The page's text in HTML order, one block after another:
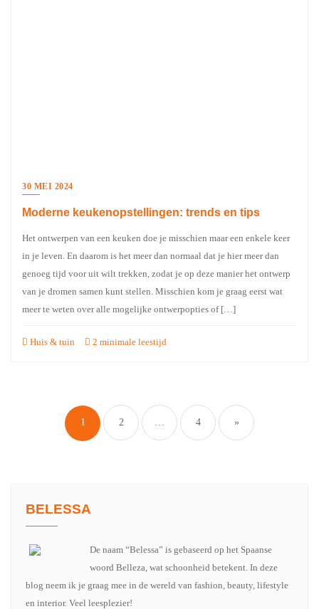
30 MEI 2024
Moderne keukenopstellingen: trends en tips
Het ontwerpen van een keuken doe je misschien maar een enkele keer
in je leven. En daarom is het meer dan normaal dat je hier meer dan
genoeg tijd voor uit wilt trekken, zodat je op deze manier het ontwerp
van je dromen samen kunt stellen. Misschien kom je graag eerst wat
meer te weten over alle mogelijke ontwerpopties of […]
Huis & tuin 2 minimale leestijd
paginering
1 2 4 »
BELESSA
De naam “Belessa” is gebaseerd op het Spaanse
woord Belleza, wat schoonheid betekent. In deze
blog neem ik je graag mee in de wereld van fashion, beauty, lifestyle
en interior. Veel leesplezier!